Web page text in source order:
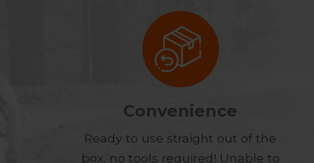
Convenience
Ready to use straight out of the
box, no tools required! Unable to